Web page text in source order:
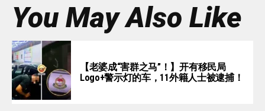
You May Also Like
【老婆成“害群之马”！】开有移民局
Logo+警示灯的车，11外籍人士被逮捕！